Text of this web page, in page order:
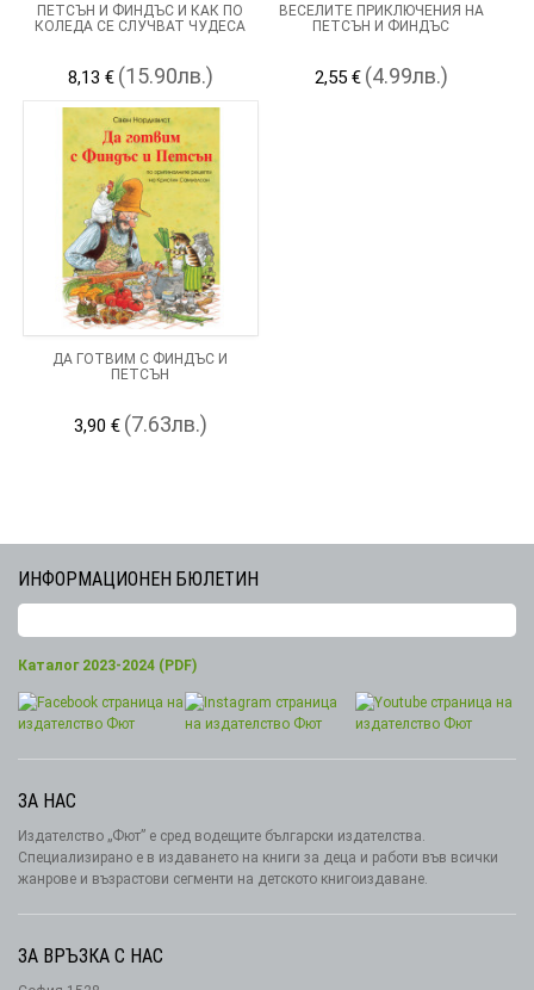
ПЕТСЪН И ФИНДЪС И КАК ПО
КОЛЕДА СЕ СЛУЧВАТ ЧУДЕСА
8,13 € (15.90лв.)
ВЕСЕЛИТЕ ПРИКЛЮЧЕНИЯ НА
ПЕТСЪН И ФИНДЪС
2,55 € (4.99лв.)
ДА ГОТВИМ С ФИНДЪС И
ПЕТСЪН
3,90 € (7.63лв.)
ИНФОРМАЦИОНЕН БЮЛЕТИН
Каталог 2023-2024 (PDF)
ЗА НАС
Издателство „Фют” е сред водещите български издателства.
Специализирано е в издаването на книги за деца и работи във всички
жанрове и възрастови сегменти на детското книгоиздаване.
ЗА ВРЪЗКА С НАС